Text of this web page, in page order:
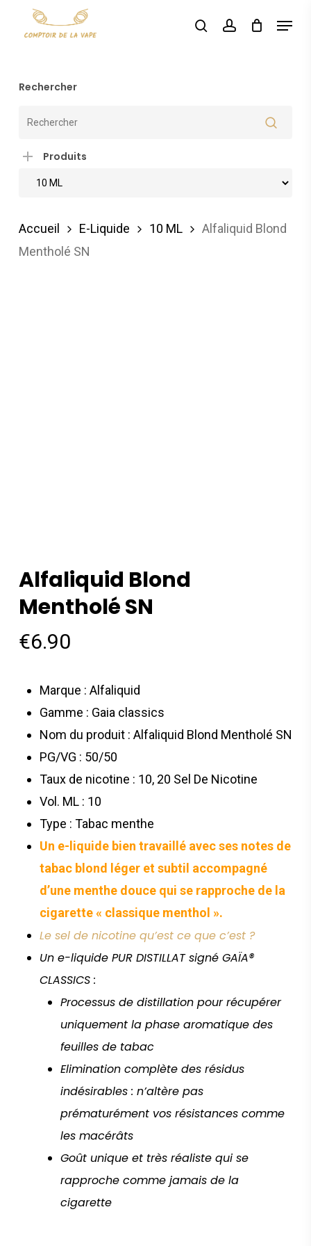
searchaccount
Menu
Rechercher
Produits
Accueil E-Liquide 10 ML
Alfaliquid Blond
Mentholé SN
Alfaliquid Blond
Mentholé SN
€6.90
Marque : Alfaliquid
Gamme : Gaia classics
Nom du produit : Alfaliquid Blond Mentholé SN
PG/VG : 50/50
Taux de nicotine : 10, 20 Sel De Nicotine
Vol. ML : 10
Type : Tabac menthe
Un e-liquide bien travaillé avec ses notes de
tabac blond léger et subtil accompagné
d’une menthe douce qui se rapproche de la
cigarette « classique menthol ».
Le sel de nicotine qu’est ce que c’est ?
Un e-liquide PUR DISTILLAT signé GAÏA®
CLASSICS :
Processus de distillation pour récupérer
uniquement la phase aromatique des
feuilles de tabac
Elimination complète des résidus
indésirables : n’altère pas
prématurément vos résistances comme
les macérâts
Goût unique et très réaliste qui se
rapproche comme jamais de la
cigarette